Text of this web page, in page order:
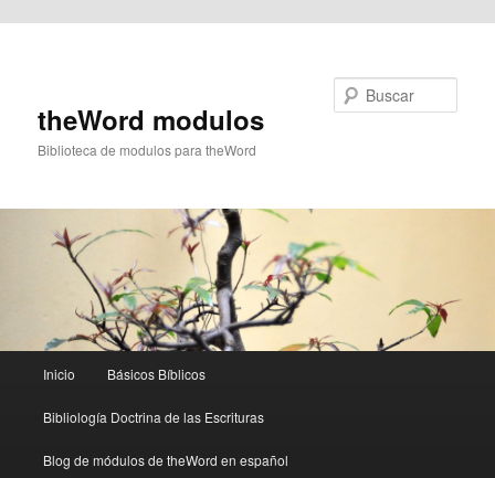
theWord modulos
Biblioteca de modulos para theWord
principal
Inicio Básicos Bíblicos
Bibliología Doctrina de las Escrituras
Blog de módulos de theWord en español